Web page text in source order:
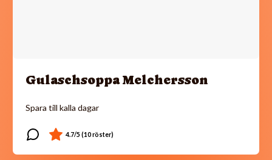
Gulaschsoppa Melchersson
Spara till kalla dagar